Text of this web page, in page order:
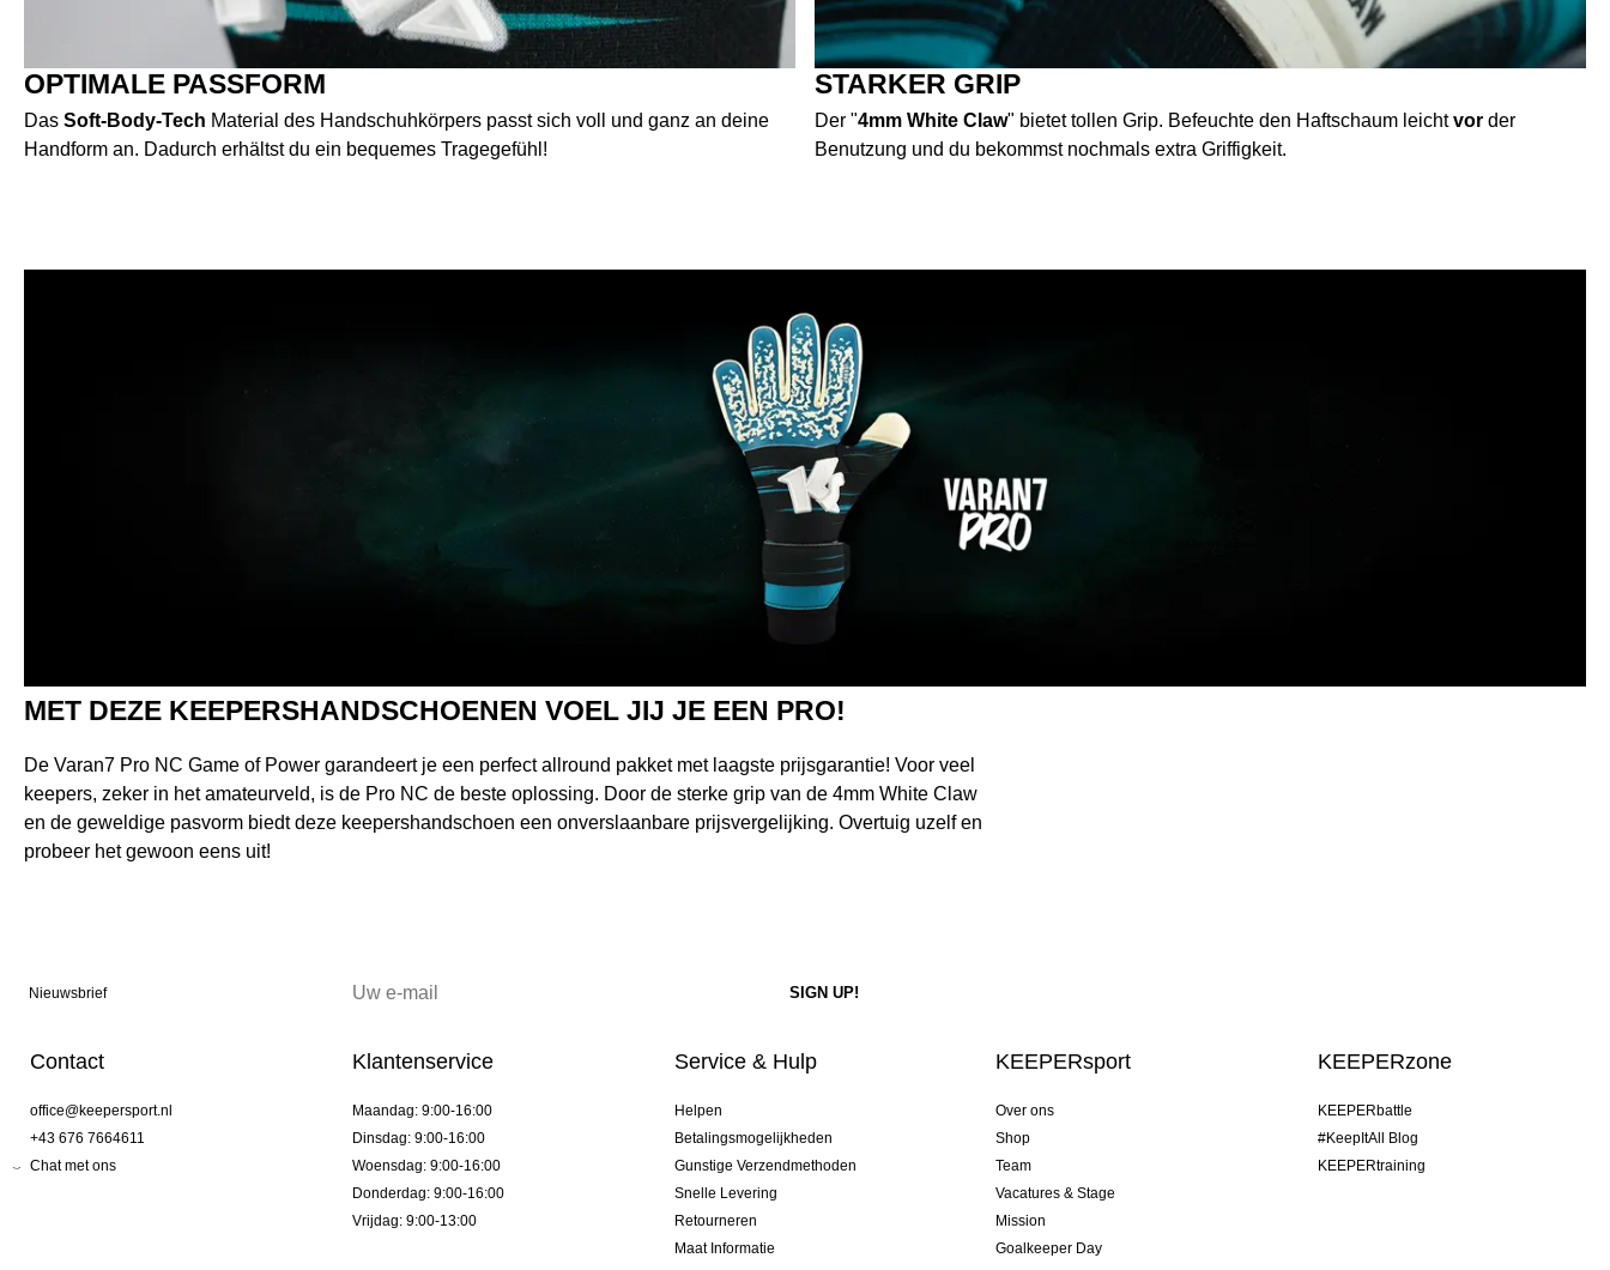
OPTIMALE PASSFORM
Das Soft-Body-Tech Material des Handschuhkörpers passt sich voll und ganz an deine
Handform an. Dadurch erhältst du ein bequemes Tragegefühl!
STARKER GRIP
Der "4mm White Claw" bietet tollen Grip. Befeuchte den Haftschaum leichtvor der
Benutzung und du bekommst nochmals extra Griffigkeit.
MET DEZE KEEPERSHANDSCHOENEN VOEL JIJ JE EEN PRO!
De Varan7 Pro NC Game of Power garandeert je een perfect allround pakket met laagste prijsgarantie! Voor veel
keepers, zeker in het amateurveld, is de Pro NC de beste oplossing. Door de sterke grip van de 4mm White Claw
en de geweldige pasvorm biedt deze keepershandschoen een onverslaanbare prijsvergelijking. Overtuig uzelf en
probeer het gewoon eens uit!
Nieuwsbrief
Contact
office@keepersport.nl
+43 676 7664611
Chat met ons
Klantenservice
Maandag: 9:00-16:00
Dinsdag: 9:00-16:00
Woensdag: 9:00-16:00
Donderdag: 9:00-16:00
Vrijdag: 9:00-13:00
Service & Hulp
Helpen
Betalingsmogelijkheden
Gunstige Verzendmethoden
Snelle Levering
Retourneren
Maat Informatie
KEEPERsport
Over ons
Shop
Team
Vacatures & Stage
Mission
Goalkeeper Day
KEEPERzone
KEEPERbattle
#KeepItAll Blog
KEEPERtraining